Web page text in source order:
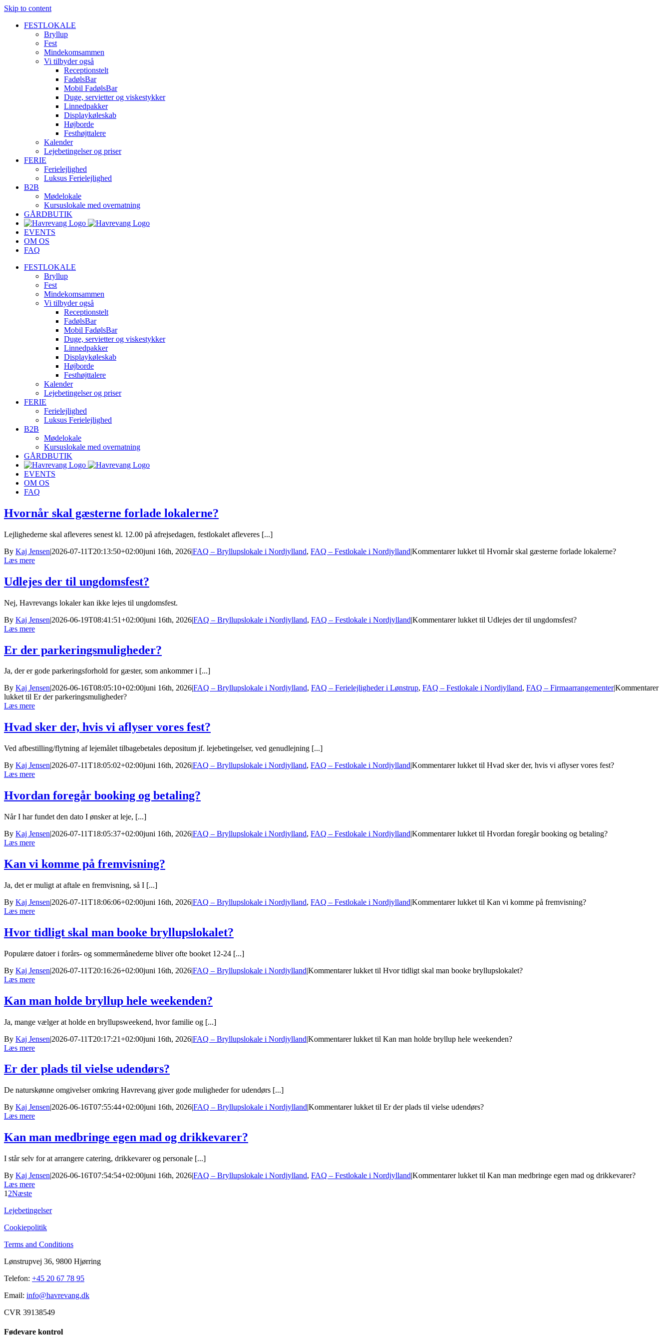
Skip to content
FESTLOKALE
Bryllup
Fest
Mindekomsammen
Vi tilbyder også
Receptionstelt
FadølsBar
Mobil FadølsBar
Duge, servietter og viskestykker
Linnedpakker
Displaykøleskab
Højborde
Festhøjttalere
Kalender
Lejebetingelser og priser
FERIE
Ferielejlighed
Luksus Ferielejlighed
B2B
Mødelokale
Kursuslokale med overnatning
GÅRDBUTIK
EVENTS
OM OS
FAQ
FESTLOKALE
Bryllup
Fest
Mindekomsammen
Vi tilbyder også
Receptionstelt
FadølsBar
Mobil FadølsBar
Duge, servietter og viskestykker
Linnedpakker
Displaykøleskab
Højborde
Festhøjttalere
Kalender
Lejebetingelser og priser
FERIE
Ferielejlighed
Luksus Ferielejlighed
B2B
Mødelokale
Kursuslokale med overnatning
GÅRDBUTIK
EVENTS
OM OS
FAQ
Hvornår skal gæsterne forlade lokalerne?
Lejlighederne skal afleveres senest kl. 12.00 på afrejsedagen, festlokalet afleveres [...]
By Kaj Jensen|2026-07-11T20:13:50+02:00juni 16th, 2026|FAQ – Bryllupslokale i Nordjylland, FAQ – Festlokale i Nordjylland|Kommentarer lukket til Hvornår skal gæsterne forlade lokalerne?
Læs mere
Udlejes der til ungdomsfest?
Nej, Havrevangs lokaler kan ikke lejes til ungdomsfest.
By Kaj Jensen|2026-06-19T08:41:51+02:00juni 16th, 2026|FAQ – Bryllupslokale i Nordjylland, FAQ – Festlokale i Nordjylland|Kommentarer lukket til Udlejes der til ungdomsfest?
Læs mere
Er der parkeringsmuligheder?
Ja, der er gode parkeringsforhold for gæster, som ankommer i [...]
By Kaj Jensen|2026-06-16T08:05:10+02:00juni 16th, 2026|FAQ – Bryllupslokale i Nordjylland, FAQ – Ferielejligheder i Lønstrup, FAQ – Festlokale i Nordjylland, FAQ – Firmaarrangementer|Kommentarer
lukkettil Er der parkeringsmuligheder?
Læs mere
Hvad sker der, hvis vi aflyser vores fest?
Ved afbestilling/flytning af lejemålet tilbagebetales depositum jf. lejebetingelser, ved genudlejning [...]
By Kaj Jensen|2026-07-11T18:05:02+02:00juni 16th, 2026|FAQ – Bryllupslokale i Nordjylland, FAQ – Festlokale i Nordjylland|Kommentarer lukket til Hvad sker der, hvis vi aflyser vores fest?
Læs mere
Hvordan foregår booking og betaling?
Når I har fundet den dato I ønsker at leje, [...]
By Kaj Jensen|2026-07-11T18:05:37+02:00juni 16th, 2026|FAQ – Bryllupslokale i Nordjylland, FAQ – Festlokale i Nordjylland|Kommentarer lukket til Hvordan foregår booking og betaling?
Læs mere
Kan vi komme på fremvisning?
Ja, det er muligt at aftale en fremvisning, så I [...]
By Kaj Jensen|2026-07-11T18:06:06+02:00juni 16th, 2026|FAQ – Bryllupslokale i Nordjylland, FAQ – Festlokale i Nordjylland|Kommentarer lukket til Kan vi komme på fremvisning?
Læs mere
Hvor tidligt skal man booke bryllupslokalet?
Populære datoer i forårs- og sommermånederne bliver ofte booket 12-24 [...]
By Kaj Jensen|2026-07-11T20:16:26+02:00juni 16th, 2026|FAQ – Bryllupslokale i Nordjylland|Kommentarer lukket til Hvor tidligt skal man booke bryllupslokalet?
Læs mere
Kan man holde bryllup hele weekenden?
Ja, mange vælger at holde en bryllupsweekend, hvor familie og [...]
By Kaj Jensen|2026-07-11T20:17:21+02:00juni 16th, 2026|FAQ – Bryllupslokale i Nordjylland|Kommentarer lukket til Kan man holde bryllup hele weekenden?
Læs mere
Er der plads til vielse udendørs?
De naturskønne omgivelser omkring Havrevang giver gode muligheder for udendørs [...]
By Kaj Jensen|2026-06-16T07:55:44+02:00juni 16th, 2026|FAQ – Bryllupslokale i Nordjylland|Kommentarer lukket til Er der plads til vielse udendørs?
Læs mere
Kan man medbringe egen mad og drikkevarer?
I står selv for at arrangere catering, drikkevarer og personale [...]
By Kaj Jensen|2026-06-16T07:54:54+02:00juni 16th, 2026|FAQ – Bryllupslokale i Nordjylland, FAQ – Festlokale i Nordjylland|Kommentarer lukket til Kan man medbringe egen mad og drikkevarer?
Læs mere
1 2Næste
Lejebetingelser
Cookiepolitik
Terms and Conditions
Lønstrupvej 36, 9800 Hjørring
Telefon: +45 20 67 78 95
Email: info@havrevang.dk
CVR 39138549
Fødevare kontrol